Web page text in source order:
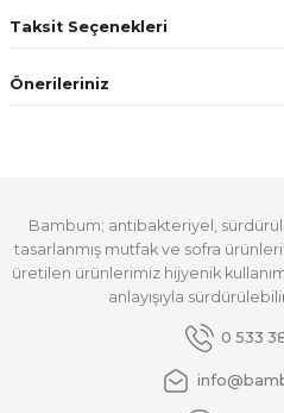
Taksit Seçenekleri
Önerileriniz
Bambum; antibakteriyel,
tasarlanmış mutfak ve sofra
üretilen ürünlerimiz hijyenik
anlayışıyla
0 533